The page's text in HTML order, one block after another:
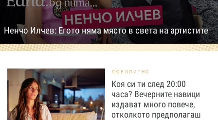
Ненчо Илчев: Егото няма място в света на артистите
ЛЮБОПИТНО
Коя си ти след 20:00
часа? Вечерните навици
издават много повече,
отколкото предполагаш